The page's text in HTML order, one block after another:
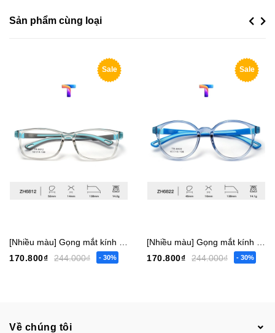
Sản phẩm cùng loại Previous
Sale
170.800₫
244.000₫ - 30%
Sale
170.800₫
244.000₫ - 30%
Next
Về chúng tôi